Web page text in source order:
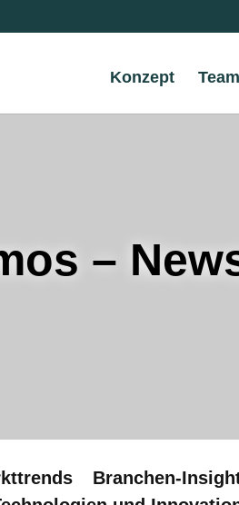
Konzept Team
–
Branchen-